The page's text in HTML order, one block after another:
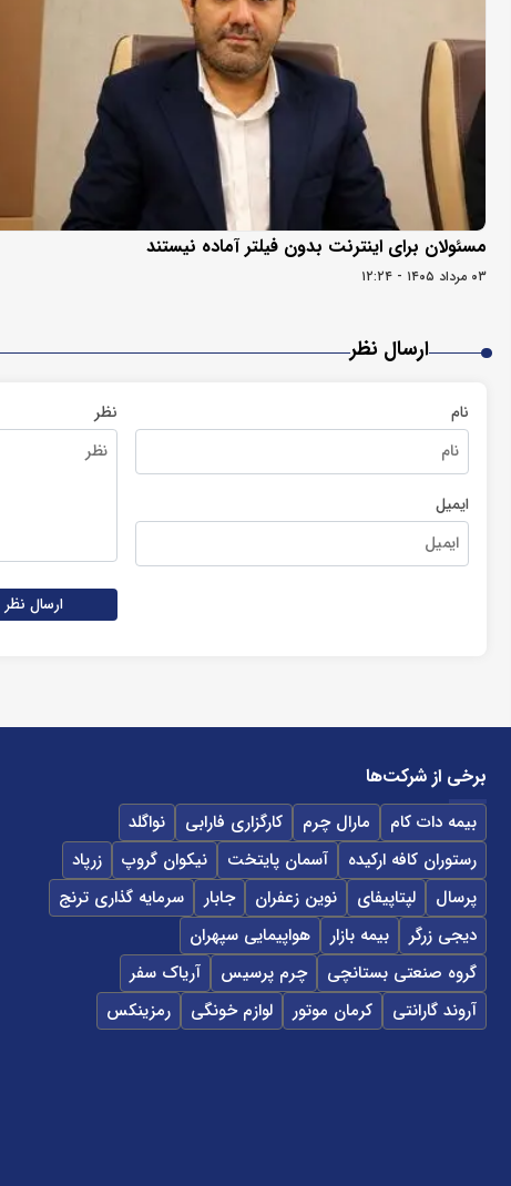
مسئولان برای اینترنت بدون فیلتر آماده نیستند
۰۳ مرداد ۱۴۰۵ - ۱۲:۲۴
ارسال نظر
نام
ایمیل
نظر
ارسال نظر
برخی از شرکت‌ها
بیمه دات کام مارال چرم کارگزاری فارابی
نواگلد
رستوران کافه ارکیده
آسمان پایتخت نیکوان گروپ
زرپاد
پرسال
لپتاپیفای نوین زعفران جابار
سرمایه گذاری ترنج
دیجی زرگر
بیمه بازار
هواپیمایی سپهران
گروه صنعتی بستانچی
چرم پرسیس
آریاک سفر
آروند گارانتی
کرمان موتور لوازم خونگی رمزینکس